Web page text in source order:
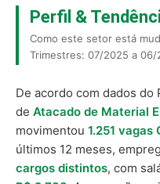
Perfil &
Como este setor está
Trimestres: 07/2025 a 06/
De acordo com dados do
de Atacado de Material
movimentou 1.251 vagas
últimos 12 meses,
cargos distintos, com